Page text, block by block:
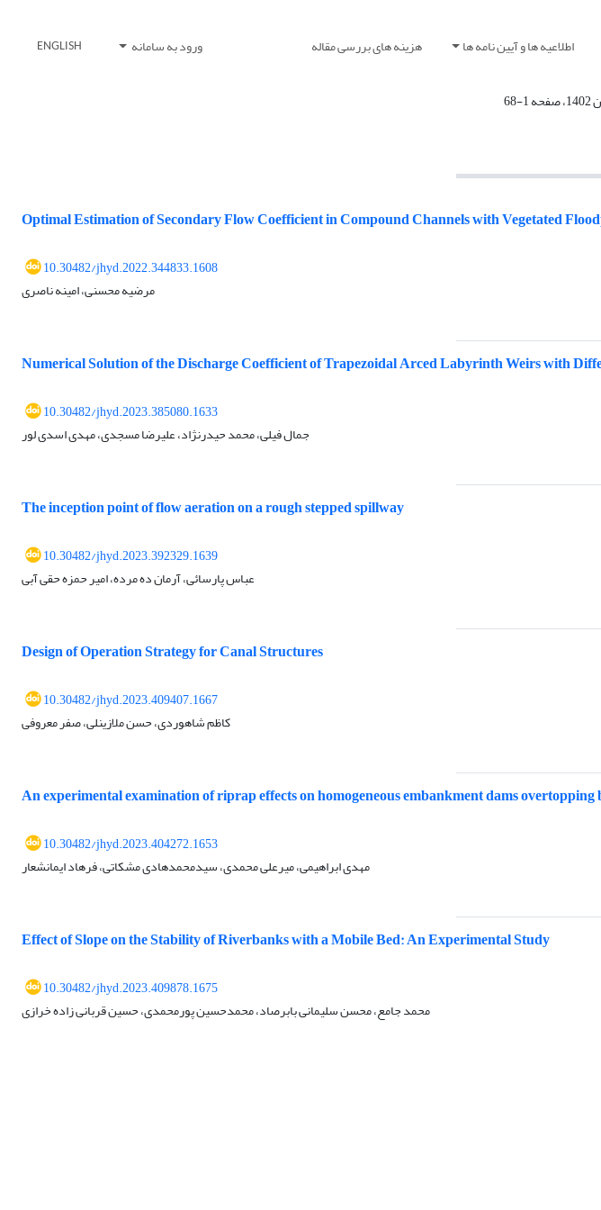
اطلاعیه ها و آیین نامه ها هزینه های بررسی مقاله ورود به سامانه ENGLISH
Optimal Estimation of Secondary Flow Coefficient in Compound Channels with Vegetated
10.30482/jhyd.2022.344833.1608
مرضیه محسنی، امینه ناصری
Numerical Solution of the Discharge Coefficient of Trapezoidal Arced Labyrinth Weirs with
10.30482/jhyd.2023.385080.1633
جمال فیلی، محمد حیدرنژاد، علیرضا مسجدی، مهدی اسدی لور
The inception point of flow aeration on a rough stepped spillway
10.30482/jhyd.2023.392329.1639
عباس پارسائی، آرمان ده مرده، امیر حمزه حقی آبی
Design of Operation Strategy for Canal Structures
10.30482/jhyd.2023.409407.1667
کاظم شاهوردی، حسن ملازینلی، صفر معروفی
An experimental examination of riprap effects on homogeneous embankment dams overtopping
10.30482/jhyd.2023.404272.1653
مهدی ابراهیمی، میرعلی محمدی، سیدمحمدهادی مشکاتی، فرهاد ایمانشعار
Effect of Slope on the Stability of Riverbanks with a Mobile Bed: An Experimental Study
10.30482/jhyd.2023.409878.1675
محمد جامع، محسن سلیمانی بابرصاد، محمدحسین پورمحمدی، حسین قربانی زاده خرازی